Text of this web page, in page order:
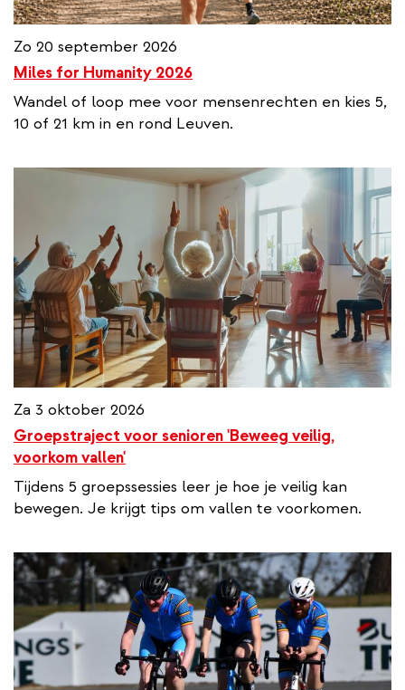
Zo 20 september 2026
Miles for Humanity 2026
Wandel of loop mee voor mensenrechten en kies 5,
10 of 21 km in en rond Leuven.
Za 3 oktober 2026
Groepstraject voor senioren 'Beweeg veilig,
voorkom vallen'
Tijdens 5 groepssessies leer je hoe je veilig kan
bewegen. Je krijgt tips om vallen te voorkomen.